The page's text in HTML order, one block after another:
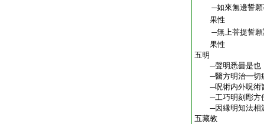
─如來無邊誓願
果性
─無上菩提誓願
果性
五明
─聲明悉曇是也
─醫方明治一切
─呪術内外呪術
─工巧明刻彫方
─因縁明知法相
五藏教